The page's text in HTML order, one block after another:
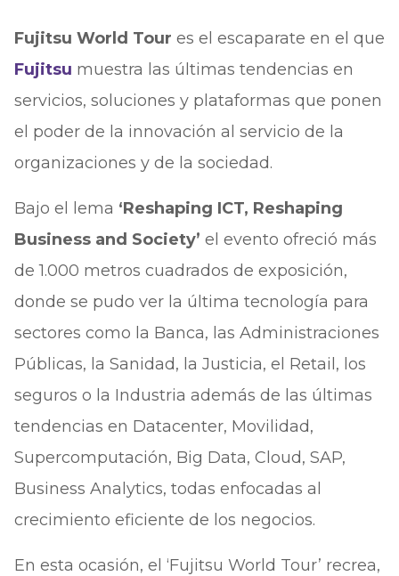
Fujitsu World Tour es el escaparate en el que
Fujitsu muestra las últimas tendencias en
servicios, soluciones y plataformas que ponen
el poder de la innovación al servicio de la
organizaciones y de la sociedad.
Bajo el lema ‘Reshaping ICT, Reshaping
Business and Society’ el evento ofreció más
de 1.000 metros cuadrados de exposición,
donde se pudo ver la última tecnología para
sectores como la Banca, las Administraciones
Públicas, la Sanidad, la Justicia, el Retail, los
seguros o la Industria además de las últimas
tendencias en Datacenter, Movilidad,
Supercomputación, Big Data, Cloud, SAP,
Business Analytics, todas enfocadas al
crecimiento eficiente de los negocios.
En esta ocasión, el ‘Fujitsu World Tour’ recrea,